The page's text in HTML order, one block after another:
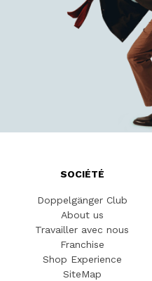
SOCIÉTÉ
Doppelgänger Club
About us
Travailler avec nous
Franchise
Shop Experience
SiteMap